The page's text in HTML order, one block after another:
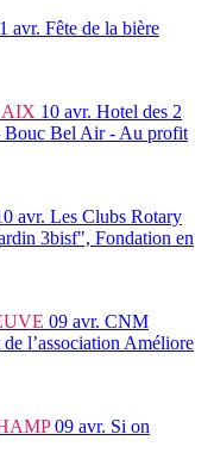
avr. Fête de la bière
AIX 10 avr. Hotel des 2
Bouc Bel Air - Au profit
avr. Les Clubs Rotary
3bisf", Fondation en
09 avr. CNM
l’association Améliore
09 avr. Si on